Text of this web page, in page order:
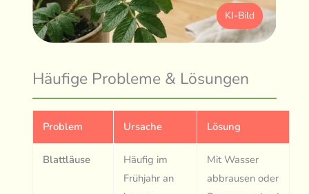
KI-Bild
Häufige Probleme & Lösungen
Problem Ursache Lösung
Blattläuse
Häufig im
Frühjahr an
Mit Wasser
abbrausen oder